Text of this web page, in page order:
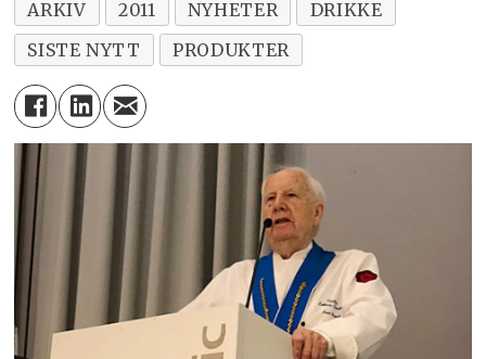
ARKIV
2011 NYHETER
DRIKKE
SISTE NYTT
PRODUKTER